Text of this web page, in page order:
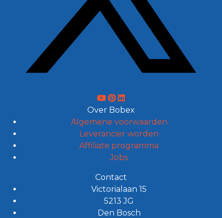
Over Bobex
Algemene voorwaarden
Leverancier worden
Affiliate programma
Jobs
Contact
Victorialaan 15
5213 JG
Den Bosch